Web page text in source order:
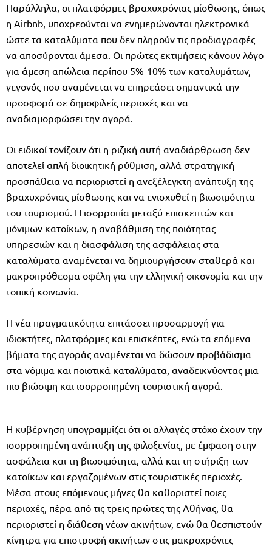
Παράλληλα, οι πλατφόρμες βραχυχρόνιας μίσθωσης, όπως
η Airbnb, υποχρεούνται να ενημερώνονται ηλεκτρονικά
ώστε τα καταλύματα που δεν πληρούν τις προδιαγραφές
να αποσύρονται άμεσα. Οι πρώτες εκτιμήσεις κάνουν λόγο
για άμεση απώλεια περίπου 5%-10% των καταλυμάτων,
γεγονός που αναμένεται να επηρεάσει σημαντικά την
προσφορά σε δημοφιλείς περιοχές και να
αναδιαμορφώσει την αγορά.
Οι ειδικοί τονίζουν ότι η ριζική αυτή αναδιάρθρωση δεν
αποτελεί απλή διοικητική ρύθμιση, αλλά στρατηγική
προσπάθεια να περιοριστεί η ανεξέλεγκτη ανάπτυξη της
βραχυχρόνιας μίσθωσης και να ενισχυθεί η βιωσιμότητα
του τουρισμού. Η ισορροπία μεταξύ επισκεπτών και
μόνιμων κατοίκων, η αναβάθμιση της ποιότητας
υπηρεσιών και η διασφάλιση της ασφάλειας στα
καταλύματα αναμένεται να δημιουργήσουν σταθερά και
μακροπρόθεσμα οφέλη για την ελληνική οικονομία και την
τοπική κοινωνία.
Η νέα πραγματικότητα επιτάσσει προσαρμογή για
ιδιοκτήτες, πλατφόρμες και επισκέπτες, ενώ τα επόμενα
βήματα της αγοράς αναμένεται να δώσουν προβάδισμα
στα νόμιμα και ποιοτικά καταλύματα, αναδεικνύοντας μια
πιο βιώσιμη και ισορροπημένη τουριστική αγορά.
Η κυβέρνηση υπογραμμίζει ότι οι αλλαγές στόχο έχουν την
ισορροπημένη ανάπτυξη της φιλοξενίας, με έμφαση στην
ασφάλεια και τη βιωσιμότητα, αλλά και τη στήριξη των
κατοίκων και εργαζομένων στις τουριστικές περιοχές.
Μέσα στους επόμενους μήνες θα καθοριστεί ποιες
περιοχές, πέρα από τις τρεις πρώτες της Αθήνας, θα
περιοριστεί η διάθεση νέων ακινήτων, ενώ θα θεσπιστούν
κίνητρα για επιστροφή ακινήτων στις μακροχρόνιες